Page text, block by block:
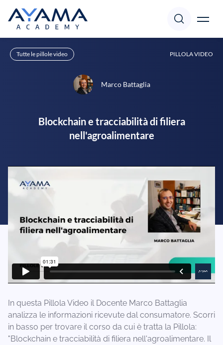
Corsi
Supporto
Tutte le pillole video
Marco Battaglia
PILLOLA VIDEO
Blockchain e tracciabilità di filiera
nell'agroalimentare
In questa Pillola Video il Docente Marco Battaglia
analizza le informazioni ricevute dal consumatore. Scorri
in basso per trovare il corso da cui è tratta la Pillola:
"Blockchain e tracciabilità di filiera nell'agroalimentare. Il